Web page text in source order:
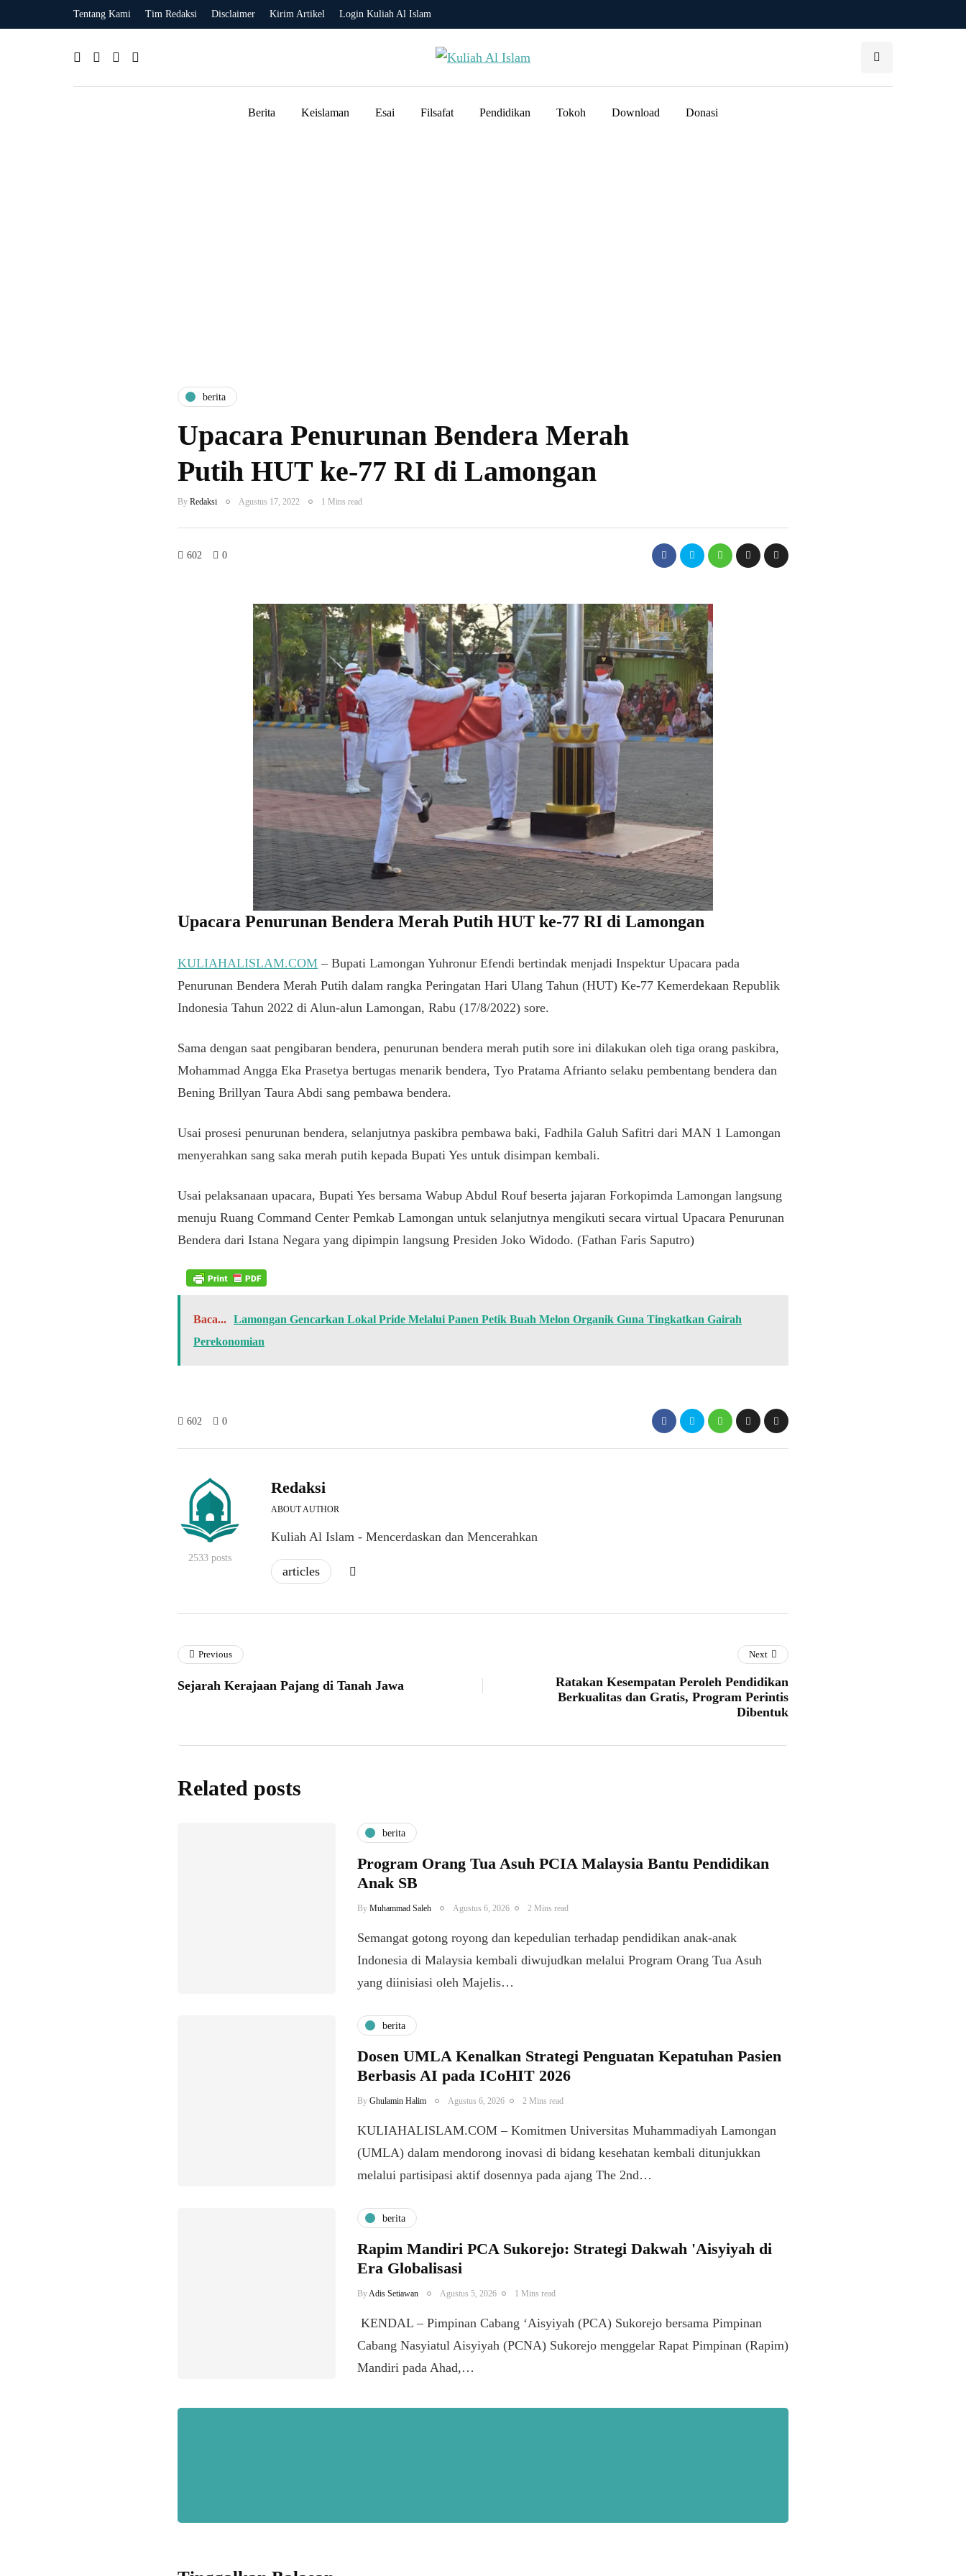
Tentang Kami Tim Redaksi Disclaimer Kirim Artikel Login Kuliah Al Islam
Berita Keislaman Esai Filsafat Pendidikan Tokoh Download Donasi
berita
Upacara Penurunan Bendera Merah
Putih HUT ke-77 RI di Lamongan
By Redaksi Agustus 17, 2022 1 Mins read
602 0
Upacara Penurunan Bendera Merah Putih HUT ke-77 RI di Lamongan
KULIAHALISLAM.COM – Bupati Lamongan Yuhronur Efendi bertindak menjadi Inspektur Upacara pada
Penurunan Bendera Merah Putih dalam rangka Peringatan Hari Ulang Tahun (HUT) Ke-77 Kemerdekaan Republik
Indonesia Tahun 2022 di Alun-alun Lamongan, Rabu (17/8/2022) sore.
Sama dengan saat pengibaran bendera, penurunan bendera merah putih sore ini dilakukan oleh tiga orang paskibra,
Mohammad Angga Eka Prasetya bertugas menarik bendera, Tyo Pratama Afrianto selaku pembentang bendera dan
Bening Brillyan Taura Abdi sang pembawa bendera.
Usai prosesi penurunan bendera, selanjutnya paskibra pembawa baki, Fadhila Galuh Safitri dari MAN 1 Lamongan
menyerahkan sang saka merah putih kepada Bupati Yes untuk disimpan kembali.
Usai pelaksanaan upacara, Bupati Yes bersama Wabup Abdul Rouf beserta jajaran Forkopimda Lamongan langsung
menuju Ruang Command Center Pemkab Lamongan untuk selanjutnya mengikuti secara virtual Upacara Penurunan
Bendera dari Istana Negara yang dipimpin langsung Presiden Joko Widodo. (Fathan Faris Saputro)
Baca... Lamongan Gencarkan Lokal Pride Melalui Panen Petik Buah Melon Organik Guna Tingkatkan Gairah
Perekonomian
602 0
2533 posts
Redaksi
ABOUT AUTHOR
Kuliah Al Islam - Mencerdaskan dan Mencerahkan
articles
Previous
Sejarah Kerajaan Pajang di Tanah Jawa
Next
Ratakan Kesempatan Peroleh Pendidikan
Berkualitas dan Gratis, Program Perintis
Dibentuk
Related posts
berita
Program Orang Tua Asuh PCIA Malaysia Bantu Pendidikan
Anak SB
By Muhammad Saleh Agustus 6, 2026 2 Mins read
​Semangat gotong royong dan kepedulian terhadap pendidikan anak-anak
Indonesia di Malaysia kembali diwujudkan melalui Program Orang Tua Asuh
yang diinisiasi oleh Majelis…
berita
Dosen UMLA Kenalkan Strategi Penguatan Kepatuhan Pasien
Berbasis AI pada ICoHIT 2026
By Ghulamin Halim Agustus 6, 2026 2 Mins read
KULIAHALISLAM.COM – Komitmen Universitas Muhammadiyah Lamongan
(UMLA) dalam mendorong inovasi di bidang kesehatan kembali ditunjukkan
melalui partisipasi aktif dosennya pada ajang The 2nd…
berita
Rapim Mandiri PCA Sukorejo: Strategi Dakwah 'Aisyiyah di
Era Globalisasi
ByAdis Setiawan Agustus 5, 2026 1 Mins read
​ KENDAL – Pimpinan Cabang ‘Aisyiyah (PCA) Sukorejo bersama Pimpinan
Cabang Nasyiatul Aisyiyah (PCNA) Sukorejo menggelar Rapat Pimpinan (Rapim)
Mandiri pada Ahad,…